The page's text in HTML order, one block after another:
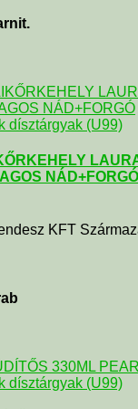
dísztárgyak (U99)
KFT
dísztárgyak (U99)